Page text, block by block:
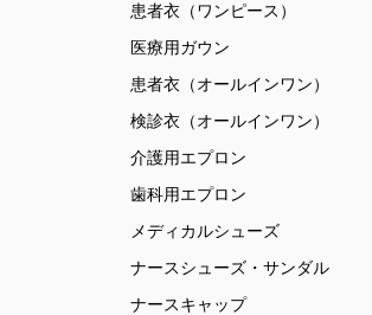
患者衣（ワンピース）
医療用ガウン
患者衣（オールインワン）
検診衣（オールインワン）
介護用エプロン
歯科用エプロン
メディカルシューズ
ナースシューズ・サンダル
ナースキャップ